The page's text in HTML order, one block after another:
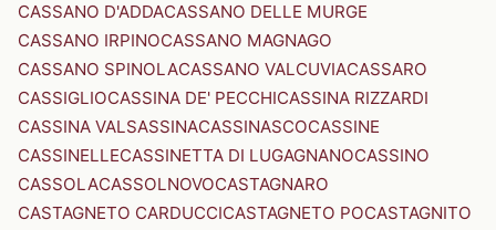
CASSANO D'ADDACASSANO DELLE MURGE
CASSANO IRPINOCASSANO MAGNAGO
CASSANO SPINOLACASSANO VALCUVIACASSARO
CASSIGLIOCASSINA DE' PECCHICASSINA RIZZARDI
CASSINA VALSASSINACASSINASCOCASSINE
CASSINELLECASSINETTA DI LUGAGNANOCASSINO
CASSOLACASSOLNOVOCASTAGNARO
CASTAGNETO CARDUCCICASTAGNETO POCASTAGNITO